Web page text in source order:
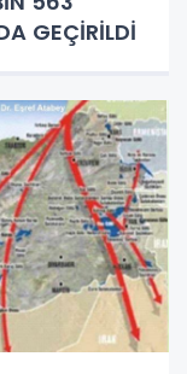
GEÇİRİLDİ